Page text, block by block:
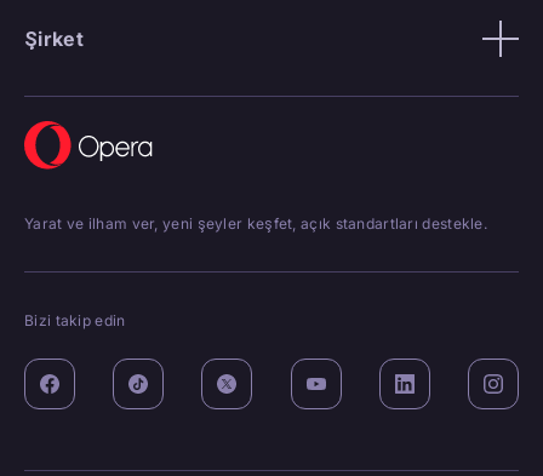
Şirket
Yarat ve ilham ver, yeni şeyler keşfet, açık standartları destekle.
Bizi takip edin